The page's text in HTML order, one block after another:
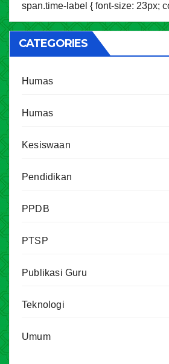
span.time-label { font-size: 23px;
CATEGORIES
Humas
Humas
Kesiswaan
Pendidikan
PPDB
PTSP
Publikasi Guru
Teknologi
Umum